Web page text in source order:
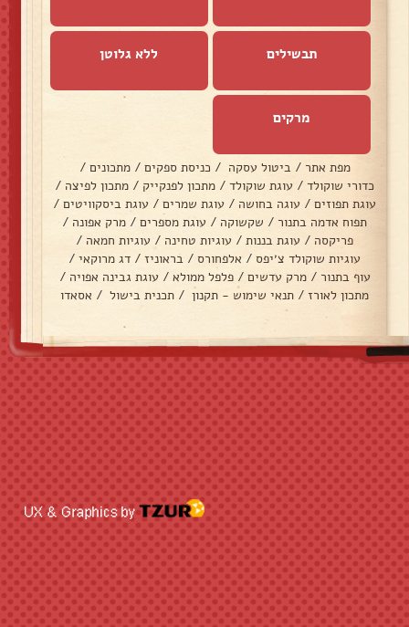
תבשילים ללא גלוטן
מרקים
מפת אתר / ביטול עסקה / כניסת ספקים / מתכונים /
כדורי שוקולד / עוגת שוקולד / מתכון לפנקייק / מתכון לפיצה /
עוגת תפוזים / עוגה בחושה / עוגת שמרים / עוגת ביסקוויטים /
תפוח אדמה בתנור / שקשוקה / עוגת מספרים / מרק אפונה /
פריקסה / עוגת בננות / עוגיות טחינה / עוגיות חמאה /
עוגיות שוקולד צ׳יפס / אלפחורס / בראוניז / דג מרוקאי /
עוף בתנור / מרק עדשים / פלפל ממולא / עוגת גבינה אפויה /
מתכון לאורז / תנאי שימוש - תקנון / תכנית בישול / אסאדו